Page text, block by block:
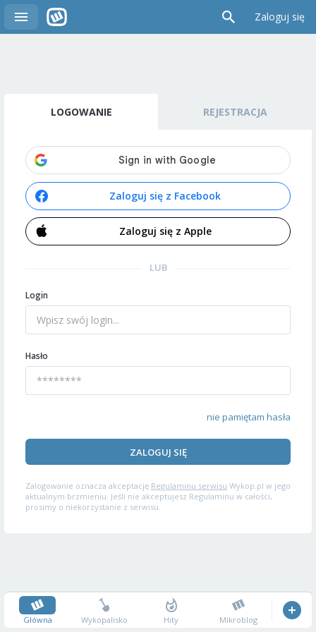
Zaloguj się
LOGOWANIE REJESTRACJA
Zaloguj się z Facebook
Zaloguj się z Apple
LUB
Login
Hasło
nie pamiętam hasła
ZALOGUJ SIĘ
Zalogowanie oznacza akceptację Regulaminu serwisu Wykop.pl w jego
aktualnym brzmieniu. Jeśli nie akceptujesz Regulaminu w całości,
prosimy o niekorzystanie z serwisu.
Główna Wykopalisko Hity Mikroblog